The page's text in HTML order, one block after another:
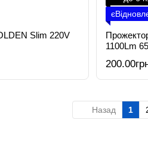
Slim 220V
1100Lm
Назад 1